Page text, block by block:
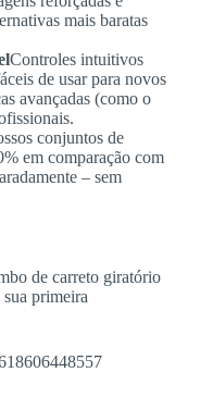
mais baratas
Controles intuitivos
de usar para novos
avançadas (como o
conjuntos de
em comparação com
– sem
de carreto giratório
primeira